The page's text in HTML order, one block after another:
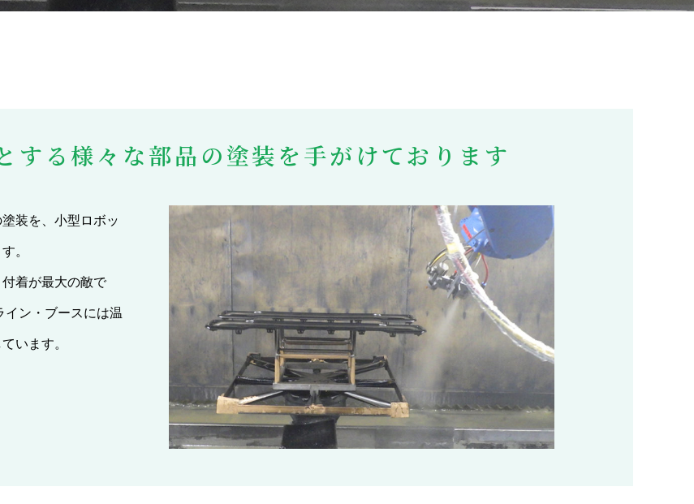
する様々な部品の塗装を手がけております
装を、小型ロボッ
。
着が最大の敵で
イン・ブースには温
います。